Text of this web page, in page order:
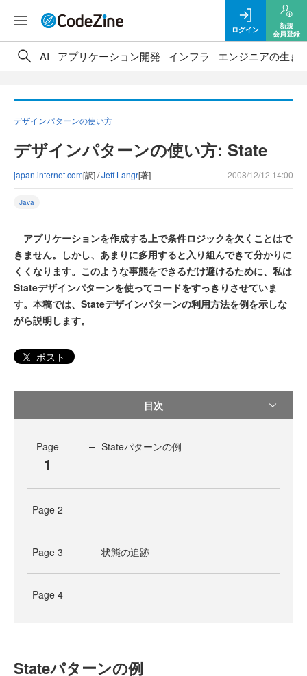
ログイン
新規
会員登録
AI アプリケーション開発 インフラ エンジニアの生き
デザインパターンの使い方
デザインパターンの使い方: State
japan.internet.com[訳] /Jeff Langr[著] 2008/12/12 14:00
Java
アプリケーションを作成する上で条件ロジックを欠くことはで
きません。しかし、あまりに多用すると入り組んできて分かりに
くくなります。このような事態をできるだけ避けるために、私は
Stateデザインパターンを使ってコードをすっきりさせていま
す。本稿では、Stateデザインパターンの利用方法を例を示しな
がら説明します。
ポスト
目次
Page
1
Stateパターンの例
Page 2
Page 3 状態の追跡
Page 4
Stateパターンの例